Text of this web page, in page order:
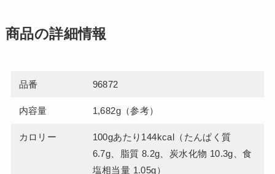
商品の詳細情報
品番 96872
内容量 1,682g（参考）
カロリー
100gあたり144kcal（たんぱく質
6.7g、脂質 8.2g、炭水化物 10.3g、食
塩相当量 1.05g）